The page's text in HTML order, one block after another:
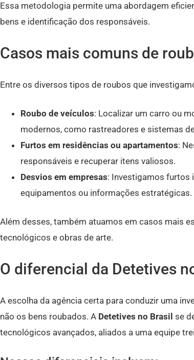
Essa metodologia permite uma abordagem
bens e identificação dos responsáveis.
Casos mais comuns de
Entre os diversos tipos de roubos que
Roubo de veículos: Localizar um carro ou
modernos, como rastreadores e sistemas
Furtos em residências ou apartamentos:
responsáveis e recuperar itens valiosos.
Desvios em empresas: Investigamos furtos
equipamentos ou informações estratégicas.
Além desses, também atuamos em casos mais
tecnológicos e obras de arte.
O diferencial da Detetives
A escolha da agência certa para conduzir uma
não os bens roubados. A Detetives no Brasil se
tecnológicos avançados, aliados a uma equipe